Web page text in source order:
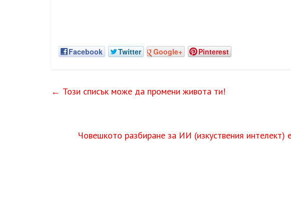
Facebook Twitter Google+ Pinterest
← Този списък може да промени живота ти!
Човешкото разбиране за ИИ (изкуствения интелект)